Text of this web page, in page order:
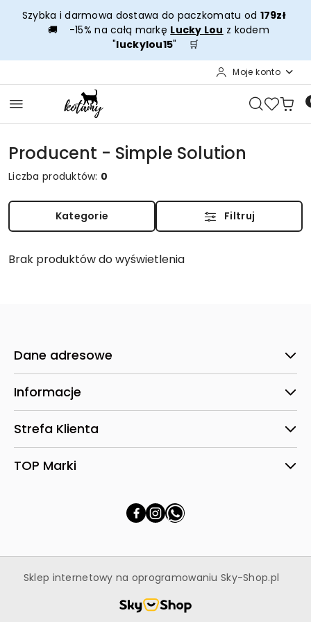
Przejdź do treści głównej
Przejdź do wyszukiwarki
Przejdź do moje konto
Przejdź do menu głównego
Przejdź do stopki
Szybka i darmowa dostawa do paczkomatu od 179zł
🚚 -15% na całą markę Lucky Lou z kodem
"luckylou15" 🛒
Moje konto
Producent - Simple Solution
Liczba produktów: 0
Kategorie Filtruj
Brak produktów do wyświetlenia
Dane adresowe
Informacje
Strefa Klienta
TOP Marki
Sklep internetowy na oprogramowaniu Sky-Shop.pl